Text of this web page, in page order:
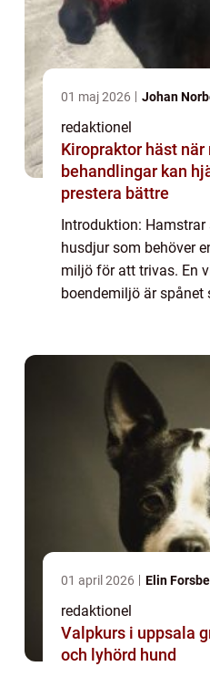
01 maj 2026 Johan
redaktionel
Kiropraktor häst när manuella
behandlingar kan
prestera bättre
Introduktion: Hamstrar
husdjur som behöver
miljö för att trivas. En
boendemiljö är spånet
01 april 2026 Elin
redaktionel
Valpkurs i uppsala grunden för en trygg
och lyhörd hund